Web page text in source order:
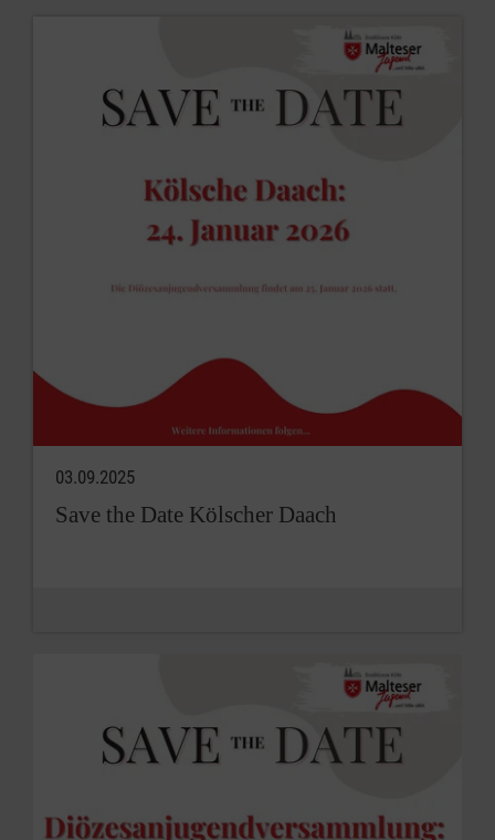
03.09.2025
Save the Date Kölscher Daach